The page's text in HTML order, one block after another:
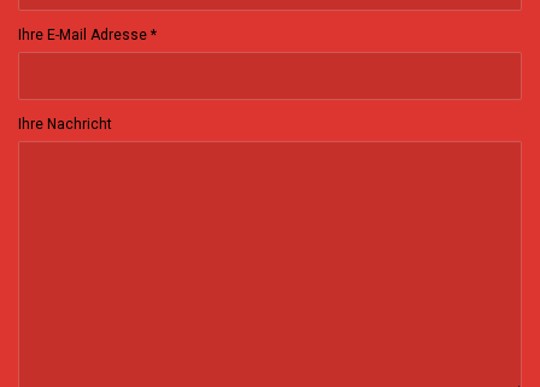
Ihre E-Mail Adresse *
Ihre Nachricht